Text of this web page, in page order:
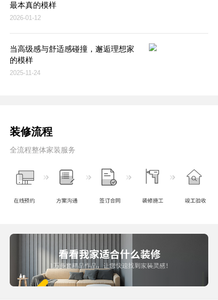
最本真的模样
2026-01-12
当高级感与舒适感碰撞，邂逅理想家
的模样
2025-11-24
装修流程
全流程整体家装服务